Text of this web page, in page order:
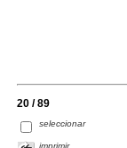
20 / 89
seleccionar
imprimir